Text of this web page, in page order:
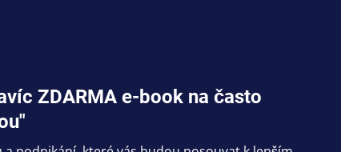
ZDARMA e-book na často